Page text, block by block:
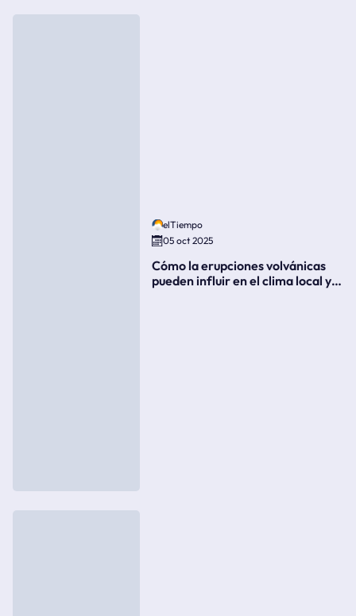
elTiempo
05 oct 2025
Cómo la erupciones volvánicas
pueden influir en el clima local y